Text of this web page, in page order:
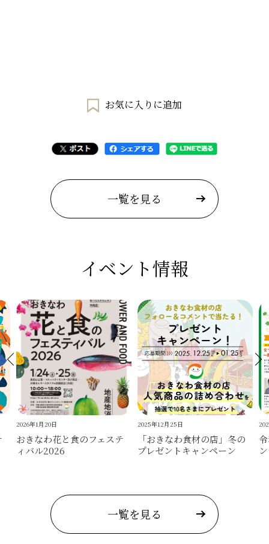
お気に入りに追加
一覧を見る
イベント情報
2026年1月20日
おきなわ花と食のフェステ
ィバル2026
2025年12月25日
「おきなわ食材の店」冬の
プレゼントキャンペーン
一覧を見る